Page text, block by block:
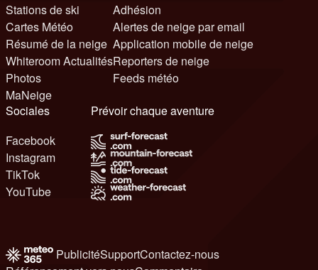
Stations de ski
Cartes Météo
Résumé de la neige
Whiteroom Actualités
Photos
MaNeige
Adhésion
Alertes de neige par email
Application mobile de neige
Reporters de neige
Feeds météo
Sociales
Facebook
Instagram
TikTok
YouTube
Prévoir chaque aventure
PublicitéSupportContactez-nous